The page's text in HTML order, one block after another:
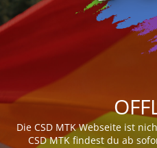
Die CSD MTK Webseite ist
CSD MTK findest du ab